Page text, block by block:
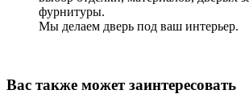
фурнитуры.
Мы делаем дверь под ваш интерьер.
Вас также может заинтересовать